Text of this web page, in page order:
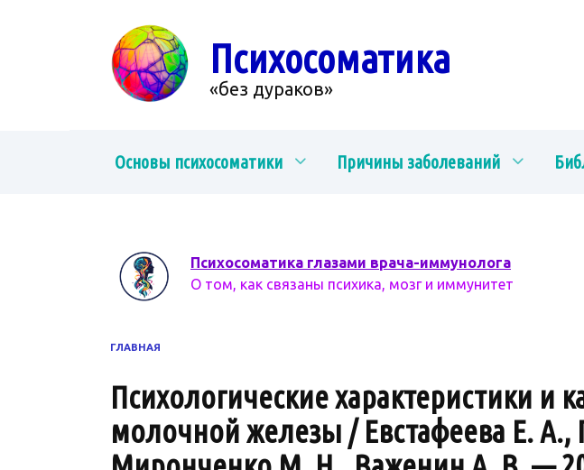
Психосоматика
«без дураков»
Основы психосоматики Причины заболеваний
Психосоматика глазами врача-иммунолога
О том, как связаны психика, мозг и иммунитет
ГЛАВНАЯ
Психологические характеристики и
молочной железы / Евстафеева Е.